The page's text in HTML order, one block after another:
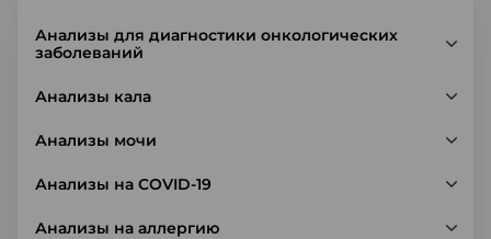
Анализы для диагностики онкологических
заболеваний
Анализы кала
Анализы мочи
Анализы на COVID-19
Анализы на аллергию